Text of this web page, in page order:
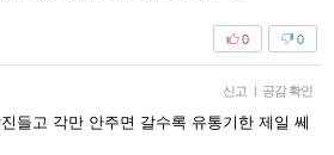
0
0
신고 | 공감 확인
들고 각만 안주면 갈수록 유통기한 제일 쎄